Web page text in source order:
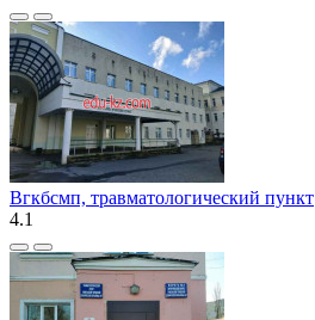
Вгкбсмп, травматологический пункт
4.1